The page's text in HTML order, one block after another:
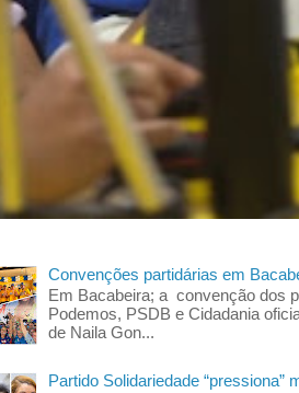
Convenções partidárias em
Em Bacabeira; a convenção dos
Podemos, PSDB e Cidadania
de Naila Gon...
Partido Solidariedade “pressiona”